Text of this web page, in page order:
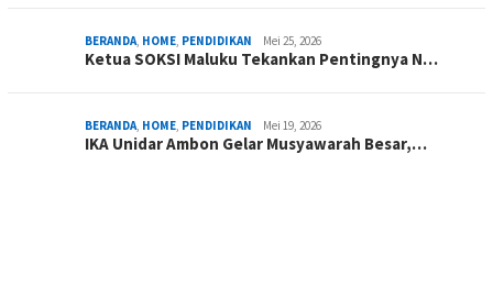
BERANDA, HOME, PENDIDIKAN Mei 25, 2026
Ketua SOKSI Maluku Tekankan Pentingnya N…
BERANDA, HOME, PENDIDIKAN Mei 19, 2026
IKA Unidar Ambon Gelar Musyawarah Besar,…